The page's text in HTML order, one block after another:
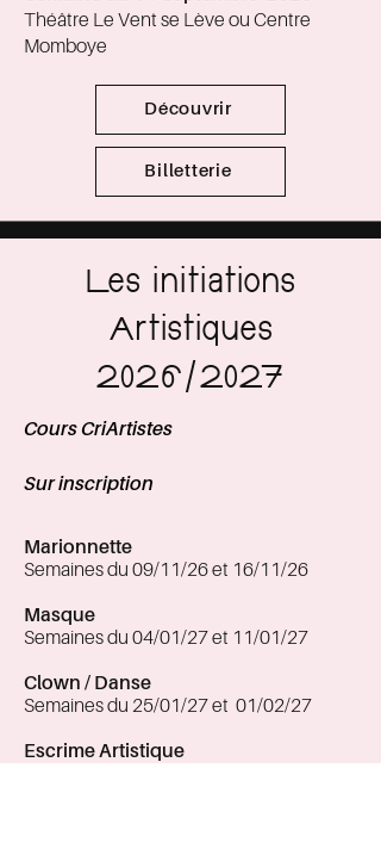
Théâtre Le Vent se Lève ou Centre
Momboye
Découvrir
Billetterie
Les initiations
Artistiques
2026/2027
Cours CriArtistes
Sur inscription
Marionnette
Semaines du 09/11/26 et 16/11/26
Masque
Semaines du 04/01/27 et 11 /01/27
Clown / Danse
Semaines du 25/01/27 et 01 /02/27
Escrime Artistique